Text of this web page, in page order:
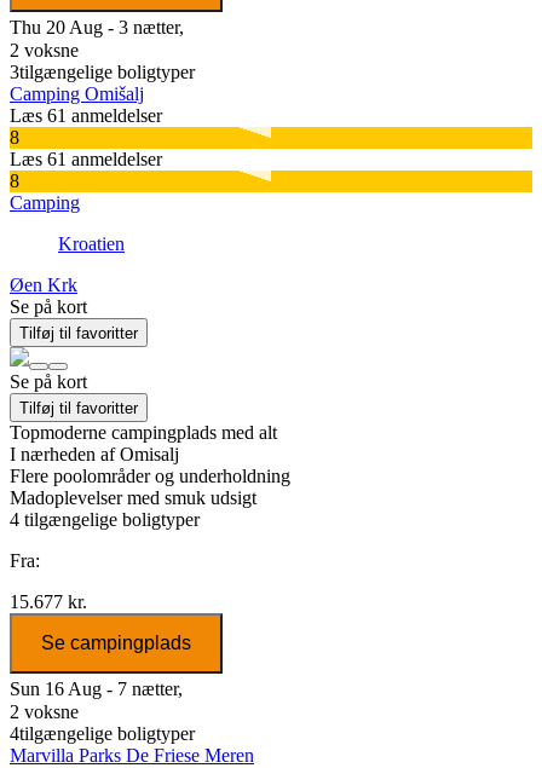
Thu 20 Aug - 3 nætter,
2 voksne
3tilgængelige boligtyper
Camping Omišalj
Læs 61 anmeldelser
8
Læs 61 anmeldelser
8
Camping
Kroatien
Øen Krk
Se på kort
Tilføj til favoritter
Se på kort
Tilføj til favoritter
Topmoderne campingplads med alt
I nærheden af Omisalj
Flere poolområder og underholdning
Madoplevelser med smuk udsigt
4 tilgængelige boligtyper
Fra:
15.677 kr.
Se campingplads
Sun 16 Aug - 7 nætter,
2 voksne
4tilgængelige boligtyper
Marvilla Parks De Friese Meren